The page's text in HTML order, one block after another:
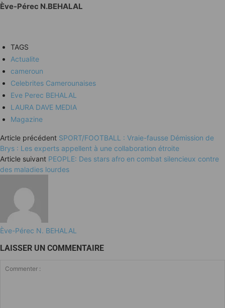
Ève-Pérec N.BEHALAL
TAGS
Actualite
cameroun
Celebrites Camerounaises
Eve Perec BEHALAL
LAURA DAVE MEDIA
Magazine
Article précédent SPORT/FOOTBALL : Vraie-fausse Démission de
Brys : Les experts appellent à une collaboration étroite
Article suivant PEOPLE: Des stars afro en combat silencieux contre
des maladies lourdes
Ève-Pérec N. BEHALAL
LAISSER UN COMMENTAIRE